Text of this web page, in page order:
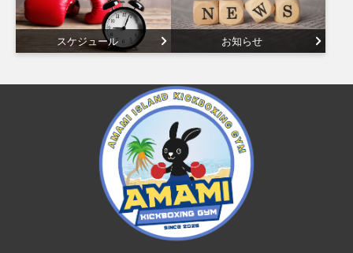
スケジュール お知らせ